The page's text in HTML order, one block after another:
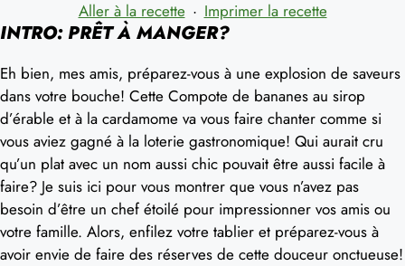
Aller à la recette · Imprimer la recette
INTRO: PRÊT À MANGER?
Eh bien, mes amis, préparez-vous à une explosion de saveurs
dans votre bouche! Cette Compote de bananes au sirop
d’érable et à la cardamome va vous faire chanter comme si
vous aviez gagné à la loterie gastronomique! Qui aurait cru
qu’un plat avec un nom aussi chic pouvait être aussi facile à
faire? Je suis ici pour vous montrer que vous n’avez pas
besoin d’être un chef étoilé pour impressionner vos amis ou
votre famille. Alors, enfilez votre tablier et préparez-vous à
avoir envie de faire des réserves de cette douceur onctueuse!